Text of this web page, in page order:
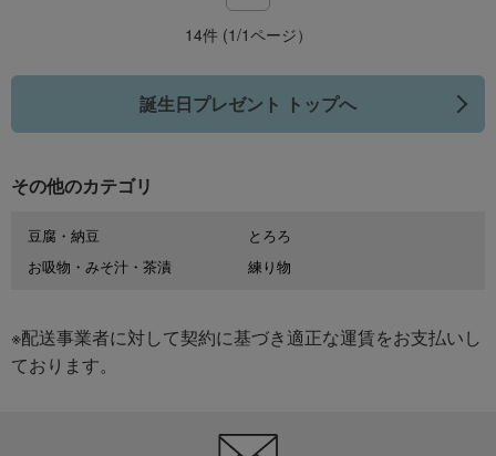
14件 (1/1ページ）
誕生日プレゼント トップへ
その他のカテゴリ
豆腐・納豆
とろろ
お吸物・みそ汁・茶漬
練り物
※配送事業者に対して契約に基づき適正な運賃をお支払いし
ております。